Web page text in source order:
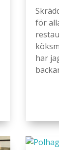
för
har